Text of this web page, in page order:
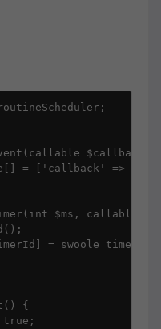
$callback,
= ['callback' =>
$ms, callable
=
{